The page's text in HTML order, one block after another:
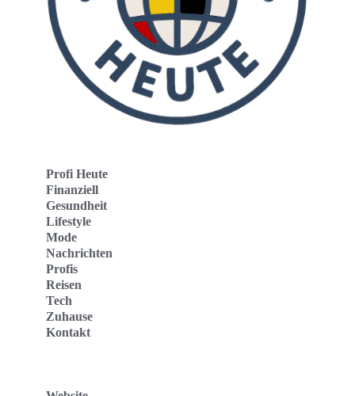
Profi Heute
Finanziell
Gesundheit
Lifestyle
Mode
Nachrichten
Profis
Reisen
Tech
Zuhause
Kontakt